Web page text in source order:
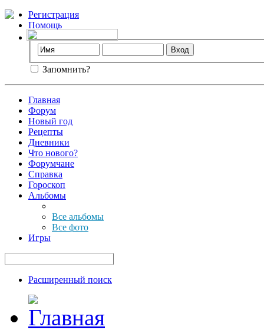
Регистрация
Помощь
Запомнить?
Главная
Форум
Новый год
Рецепты
Дневники
Что нового?
Форумчане
Справка
Гороскоп
Альбомы
Все альбомы
Все фото
Игры
Расширенный поиск